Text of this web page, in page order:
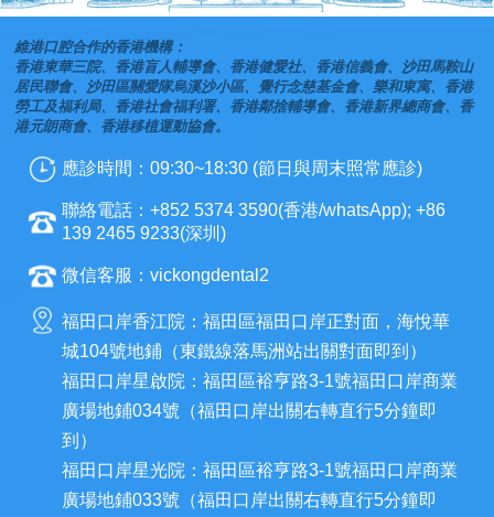
維港口腔合作的香港機構：
香港東華三院、香港盲人輔導會、香港健愛社、香港信義會、沙田馬鞍山
居民聯會、沙田區關愛隊烏溪沙小區、覺行念慈基金會、樂和東寓、香港
勞工及福利局、香港社會福利署、香港鄰捨輔導會、香港新界總商會、香
港元朗商會、香港移植運動協會。
應診時間：09:30~18:30 (節日與周末照常應診)
聯絡電話：+852 5374 3590(香港/whatsApp); +86
139 2465 9233(深圳)
微信客服：vickongdental2
福田口岸香江院：福田區福田口岸正對面，海悅華
城104號地鋪（東鐵線落馬洲站出關對面即到）
福田口岸星啟院：福田區裕亨路3-1號福田口岸商業
廣場地鋪034號（福田口岸出關右轉直行5分鐘即
到）
福田口岸星光院：福田區裕亨路3-1號福田口岸商業
廣場地鋪033號（福田口岸出關右轉直行5分鐘即